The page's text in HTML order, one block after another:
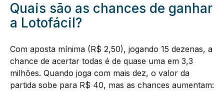
Quais são as chances de ganhar
a Lotofácil?
Com aposta mínima (R$ 2,50), jogando 15 dezenas, a
chance de acertar todas é de quase uma em 3,3
milhões. Quando joga com mais dez, o valor da
partida sobe para R$ 40, mas as chances aumentam: